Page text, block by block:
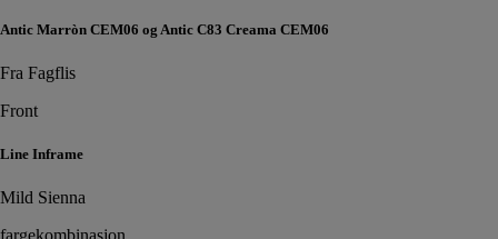
Antic Marròn CEM06 og Antic C83 Creama CEM06
Fra Fagflis
Front
Line Inframe
Mild Sienna